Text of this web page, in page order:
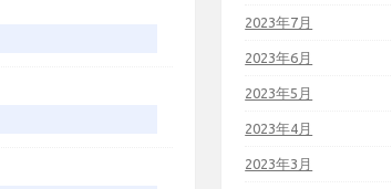
2023年7月
2023年6月
2023年5月
2023年4月
2023年3月